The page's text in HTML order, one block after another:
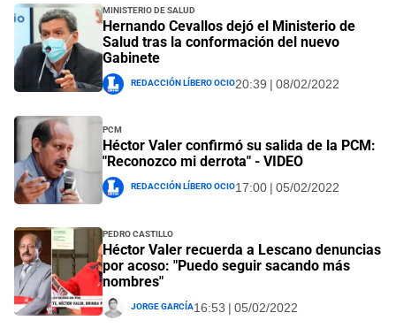
Ministerio de Salud
Hernando Cevallos dejó el Ministerio de
Salud tras la conformación del nuevo
Gabinete
Redacción Líbero Ocio20:39 | 08/02/2022
PCM
Héctor Valer confirmó su salida de la PCM:
"Reconozco mi derrota" - VIDEO
Redacción Líbero Ocio17:00 | 05/02/2022
Pedro Castillo
Héctor Valer recuerda a Lescano denuncias
por acoso: "Puedo seguir sacando más
nombres"
Jorge García16:53 | 05/02/2022